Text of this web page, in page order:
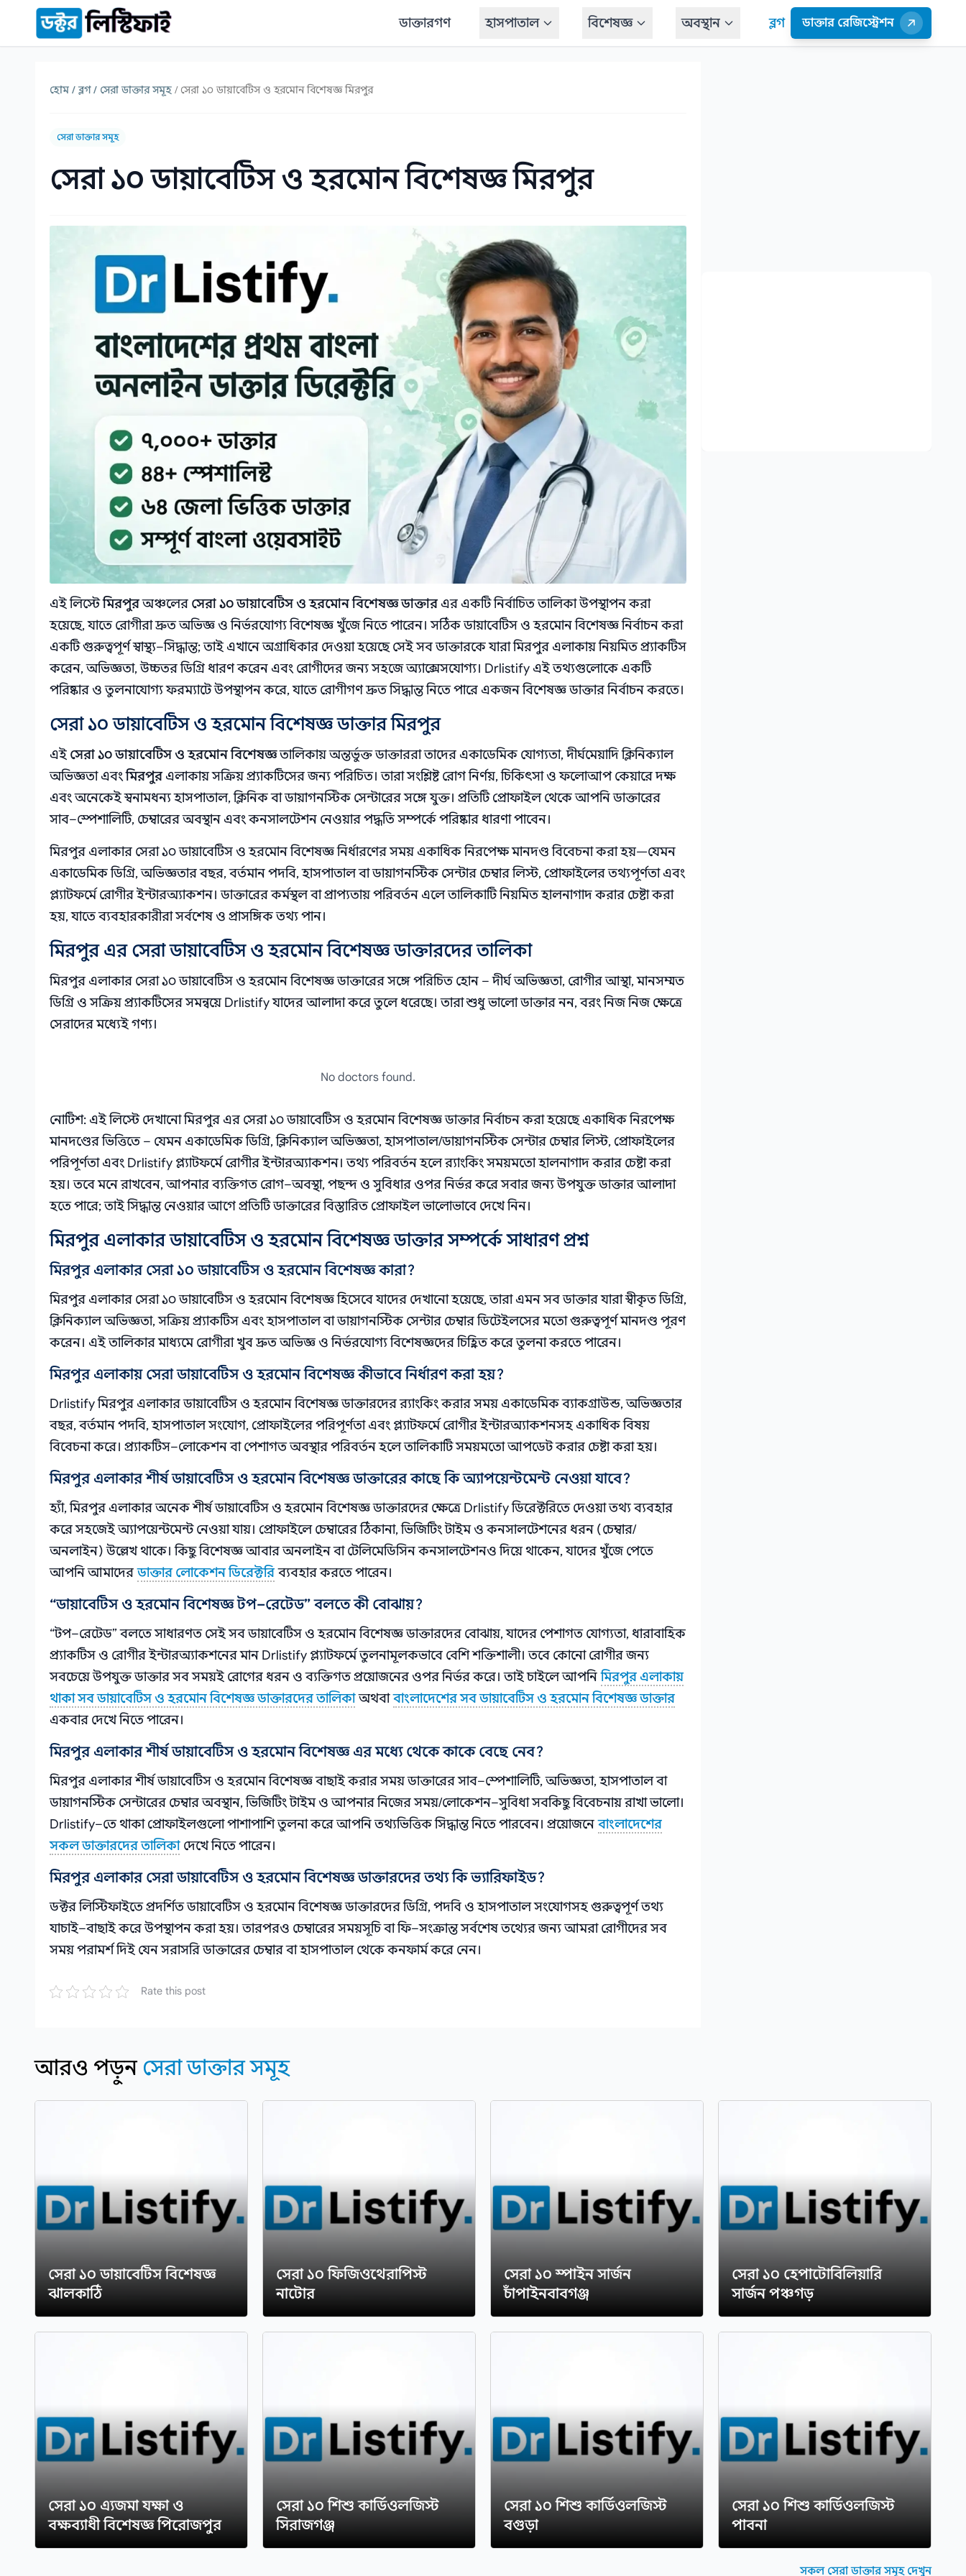
কন্টেন্টে যান
ডাক্তারগণ হাসপাতাল বিশেষজ্ঞ অবস্থান ব্লগ ডাক্তার রেজিস্ট্রেশন
হোম / ব্লগ / সেরা ডাক্তার সমূহ / সেরা ১০ ডায়াবেটিস ও হরমোন বিশেষজ্ঞ মিরপুর
সেরা ডাক্তার সমূহ
সেরা ১০ ডায়াবেটিস ও হরমোন বিশেষজ্ঞ মিরপুর
এই লিস্টেমিরপুরঅঞ্চলের সেরা ১০ ডায়াবেটিস ও হরমোন বিশেষজ্ঞ ডাক্তারএর একটি নির্বাচিত তালিকা উপস্থাপন করা
হয়েছে, যাতে রোগীরা দ্রুত অভিজ্ঞ ও নির্ভরযোগ্য বিশেষজ্ঞ খুঁজে নিতে পারেন। সঠিক ডায়াবেটিস ও হরমোন বিশেষজ্ঞ নির্বাচন করা
একটি গুরুত্বপূর্ণ স্বাস্থ্য–সিদ্ধান্ত; তাই এখানে অগ্রাধিকার দেওয়া হয়েছে সেই সব ডাক্তারকে যারা মিরপুর এলাকায় নিয়মিত প্র্যাকটিস
করেন, অভিজ্ঞতা, উচ্চতর ডিগ্রি ধারণ করেন এবং রোগীদের জন্য সহজে অ্যাক্সেসযোগ্য। Drlistify এই তথ্যগুলোকে একটি
পরিষ্কার ও তুলনাযোগ্য ফরম্যাটে উপস্থাপন করে, যাতে রোগীগণ দ্রুত সিদ্ধান্ত নিতে পারে একজন বিশেষজ্ঞ ডাক্তার নির্বাচন করতে।
সেরা ১০ ডায়াবেটিস ও হরমোন বিশেষজ্ঞ ডাক্তার মিরপুর
এই সেরা ১০ ডায়াবেটিস ও হরমোন বিশেষজ্ঞতালিকায় অন্তর্ভুক্ত ডাক্তাররা তাদের একাডেমিক যোগ্যতা, দীর্ঘমেয়াদি ক্লিনিক্যাল
অভিজ্ঞতা এবংমিরপুরএলাকায় সক্রিয় প্র্যাকটিসের জন্য পরিচিত। তারা সংশ্লিষ্ট রোগ নির্ণয়, চিকিৎসা ও ফলোআপ কেয়ারে দক্ষ
এবং অনেকেই স্বনামধন্য হাসপাতাল, ক্লিনিক বা ডায়াগনস্টিক সেন্টারের সঙ্গে যুক্ত। প্রতিটি প্রোফাইল থেকে আপনি ডাক্তারের
সাব–স্পেশালিটি, চেম্বারের অবস্থান এবং কনসালটেশন নেওয়ার পদ্ধতি সম্পর্কে পরিষ্কার ধারণা পাবেন।
মিরপুর এলাকার সেরা ১০ ডায়াবেটিস ও হরমোন বিশেষজ্ঞ নির্ধারণের সময় একাধিক নিরপেক্ষ মানদণ্ড বিবেচনা করা হয়—যেমন
একাডেমিক ডিগ্রি, অভিজ্ঞতার বছর, বর্তমান পদবি, হাসপাতাল বা ডায়াগনস্টিক সেন্টার চেম্বার লিস্ট, প্রোফাইলের তথ্যপূর্ণতা এবং
প্ল্যাটফর্মে রোগীর ইন্টারঅ্যাকশন। ডাক্তারের কর্মস্থল বা প্রাপ্যতায় পরিবর্তন এলে তালিকাটি নিয়মিত হালনাগাদ করার চেষ্টা করা
হয়, যাতে ব্যবহারকারীরা সর্বশেষ ও প্রাসঙ্গিক তথ্য পান।
মিরপুর এর সেরা ডায়াবেটিস ও হরমোন বিশেষজ্ঞ ডাক্তারদের তালিকা
মিরপুর এলাকার সেরা ১০ ডায়াবেটিস ও হরমোন বিশেষজ্ঞ ডাক্তারের সঙ্গে পরিচিত হোন – দীর্ঘ অভিজ্ঞতা, রোগীর আস্থা, মানসম্মত
ডিগ্রি ও সক্রিয় প্র্যাকটিসের সমন্বয়ে Drlistify যাদের আলাদা করে তুলে ধরেছে। তারা শুধু ভালো ডাক্তার নন, বরং নিজ নিজ ক্ষেত্রে
সেরাদের মধ্যেই গণ্য।
No doctors found.
নোটিশ: এই লিস্টে দেখানো মিরপুর এর সেরা ১০ ডায়াবেটিস ও হরমোন বিশেষজ্ঞ ডাক্তার নির্বাচন করা হয়েছে একাধিক নিরপেক্ষ
মানদণ্ডের ভিত্তিতে – যেমন একাডেমিক ডিগ্রি, ক্লিনিক্যাল অভিজ্ঞতা, হাসপাতাল/ডায়াগনস্টিক সেন্টার চেম্বার লিস্ট, প্রোফাইলের
পরিপূর্ণতা এবং Drlistify প্ল্যাটফর্মে রোগীর ইন্টারঅ্যাকশন। তথ্য পরিবর্তন হলে র‌্যাংকিং সময়মতো হালনাগাদ করার চেষ্টা করা
হয়। তবে মনে রাখবেন, আপনার ব্যক্তিগত রোগ–অবস্থা, পছন্দ ও সুবিধার ওপর নির্ভর করে সবার জন্য উপযুক্ত ডাক্তার আলাদা
হতে পারে; তাই সিদ্ধান্ত নেওয়ার আগে প্রতিটি ডাক্তারের বিস্তারিত প্রোফাইল ভালোভাবে দেখে নিন।
মিরপুর এলাকার ডায়াবেটিস ও হরমোন বিশেষজ্ঞ ডাক্তার সম্পর্কে সাধারণ প্রশ্ন
মিরপুর এলাকার সেরা ১০ ডায়াবেটিস ও হরমোন বিশেষজ্ঞ কারা?
মিরপুর এলাকার সেরা ১০ ডায়াবেটিস ও হরমোন বিশেষজ্ঞ হিসেবে যাদের দেখানো হয়েছে, তারা এমন সব ডাক্তার যারা স্বীকৃত ডিগ্রি,
ক্লিনিক্যাল অভিজ্ঞতা, সক্রিয় প্র্যাকটিস এবং হাসপাতাল বা ডায়াগনস্টিক সেন্টার চেম্বার ডিটেইলসের মতো গুরুত্বপূর্ণ মানদণ্ড পূরণ
করেন। এই তালিকার মাধ্যমে রোগীরা খুব দ্রুত অভিজ্ঞ ও নির্ভরযোগ্য বিশেষজ্ঞদের চিহ্নিত করে তুলনা করতে পারেন।
মিরপুর এলাকায় সেরা ডায়াবেটিস ও হরমোন বিশেষজ্ঞ কীভাবে নির্ধারণ করা হয়?
Drlistify মিরপুর এলাকার ডায়াবেটিস ও হরমোন বিশেষজ্ঞ ডাক্তারদের র‌্যাংকিং করার সময় একাডেমিক ব্যাকগ্রাউন্ড, অভিজ্ঞতার
বছর, বর্তমান পদবি, হাসপাতাল সংযোগ, প্রোফাইলের পরিপূর্ণতা এবং প্ল্যাটফর্মে রোগীর ইন্টারঅ্যাকশনসহ একাধিক বিষয়
বিবেচনা করে। প্র্যাকটিস–লোকেশন বা পেশাগত অবস্থার পরিবর্তন হলে তালিকাটি সময়মতো আপডেট করার চেষ্টা করা হয়।
মিরপুর এলাকার শীর্ষ ডায়াবেটিস ও হরমোন বিশেষজ্ঞ ডাক্তারের কাছে কি অ্যাপয়েন্টমেন্ট নেওয়া যাবে?
হ্যাঁ, মিরপুর এলাকার অনেক শীর্ষ ডায়াবেটিস ও হরমোন বিশেষজ্ঞ ডাক্তারদের ক্ষেত্রে Drlistify ডিরেক্টরিতে দেওয়া তথ্য ব্যবহার
করে সহজেই অ্যাপয়েন্টমেন্ট নেওয়া যায়। প্রোফাইলে চেম্বারের ঠিকানা, ভিজিটিং টাইম ও কনসালটেশনের ধরন (চেম্বার/
অনলাইন) উল্লেখ থাকে। কিছু বিশেষজ্ঞ আবার অনলাইন বা টেলিমেডিসিন কনসালটেশনও দিয়ে থাকেন, যাদের খুঁজে পেতে
আপনি আমাদের ডাক্তার লোকেশন ডিরেক্টরিব্যবহার করতে পারেন।
“ডায়াবেটিস ও হরমোন বিশেষজ্ঞ টপ–রেটেড” বলতে কী বোঝায়?
“টপ–রেটেড” বলতে সাধারণত সেই সব ডায়াবেটিস ও হরমোন বিশেষজ্ঞ ডাক্তারদের বোঝায়, যাদের পেশাগত যোগ্যতা, ধারাবাহিক
প্র্যাকটিস ও রোগীর ইন্টারঅ্যাকশনের মান Drlistify প্ল্যাটফর্মে তুলনামূলকভাবে বেশি শক্তিশালী। তবে কোনো রোগীর জন্য
সবচেয়ে উপযুক্ত ডাক্তার সব সময়ই রোগের ধরন ও ব্যক্তিগত প্রয়োজনের ওপর নির্ভর করে। তাই চাইলে আপনি মিরপুর এলাকায়
থাকা সব ডায়াবেটিস ও হরমোন বিশেষজ্ঞ ডাক্তারদের তালিকাঅথবাবাংলাদেশের সব ডায়াবেটিস ও হরমোন বিশেষজ্ঞ ডাক্তার
একবার দেখে নিতে পারেন।
মিরপুর এলাকার শীর্ষ ডায়াবেটিস ও হরমোন বিশেষজ্ঞ এর মধ্যে থেকে কাকে বেছে নেব?
মিরপুর এলাকার শীর্ষ ডায়াবেটিস ও হরমোন বিশেষজ্ঞ বাছাই করার সময় ডাক্তারের সাব–স্পেশালিটি, অভিজ্ঞতা, হাসপাতাল বা
ডায়াগনস্টিক সেন্টারের চেম্বার অবস্থান, ভিজিটিং টাইম ও আপনার নিজের সময়/লোকেশন–সুবিধা সবকিছু বিবেচনায় রাখা ভালো।
Drlistify–তে থাকা প্রোফাইলগুলো পাশাপাশি তুলনা করে আপনি তথ্যভিত্তিক সিদ্ধান্ত নিতে পারবেন। প্রয়োজনে বাংলাদেশের
সকল ডাক্তারদের তালিকা দেখে নিতে পারেন।
মিরপুর এলাকার সেরা ডায়াবেটিস ও হরমোন বিশেষজ্ঞ ডাক্তারদের তথ্য কি ভ্যারিফাইড?
ডক্টর লিস্টিফাইতে প্রদর্শিত ডায়াবেটিস ও হরমোন বিশেষজ্ঞ ডাক্তারদের ডিগ্রি, পদবি ও হাসপাতাল সংযোগসহ গুরুত্বপূর্ণ তথ্য
যাচাই–বাছাই করে উপস্থাপন করা হয়। তারপরও চেম্বারের সময়সূচি বা ফি–সংক্রান্ত সর্বশেষ তথ্যের জন্য আমরা রোগীদের সব
সময় পরামর্শ দিই যেন সরাসরি ডাক্তারের চেম্বার বা হাসপাতাল থেকে কনফার্ম করে নেন।
Rate this post
আরও পড়ুন সেরা ডাক্তার সমূহ
সেরা ১০ ডায়াবেটিস বিশেষজ্ঞ
ঝালকাঠি
সেরা ১০ ফিজিওথেরাপিস্ট
নাটোর
সেরা ১০ স্পাইন সার্জন
চাঁপাইনবাবগঞ্জ
সেরা ১০ হেপাটোবিলিয়ারি
সার্জন পঞ্চগড়
সেরা ১০ এ্যজমা যক্ষা ও
বক্ষব্যাধী বিশেষজ্ঞ পিরোজপুর
সেরা ১০ শিশু কার্ডিওলজিস্ট
সিরাজগঞ্জ
সেরা ১০ শিশু কার্ডিওলজিস্ট
বগুড়া
সেরা ১০ শিশু কার্ডিওলজিস্ট
পাবনা
সকল সেরা ডাক্তার সমূহ দেখুন